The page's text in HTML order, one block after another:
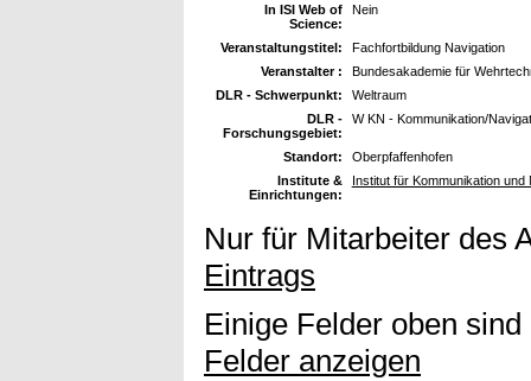
In ISI Web of
Science:
Nein
Veranstaltungstitel:
Fachfortbildung Navigation
Veranstalter :
Bundesakademie für
DLR - Schwerpunkt:
Weltraum
DLR -
Forschungsgebiet:
W KN - Kommunikation/
Standort:
Oberpfaffenhofen
Institute &
Einrichtungen:
Institut für Kommunikation und
Nur für Mitarbeiter des
Eintrags
Einige Felder oben
Felder anzeigen